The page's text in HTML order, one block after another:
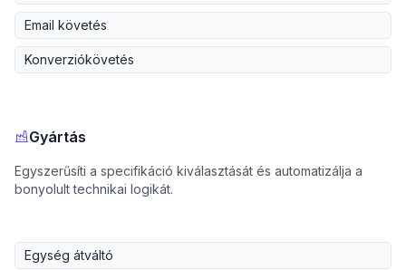
Email követés
Konverziókövetés
Gyártás
Egyszerűsíti a specifikáció kiválasztását és automatizálja a
bonyolult technikai logikát.
Egység átváltó